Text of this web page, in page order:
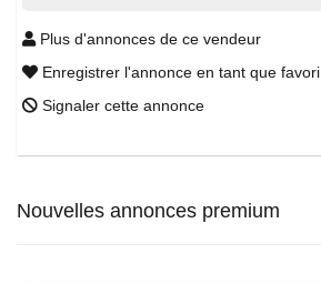
Plus d'annonces de ce vendeur
Enregistrer l'annonce en tant que favori
Signaler cette annonce
Nouvelles annonces premium